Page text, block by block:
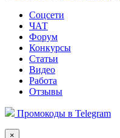
Соцсети
ЧАТ
Форум
Конкурсы
Статьи
Видео
Работа
Отзывы
Промокоды в Telegram
×